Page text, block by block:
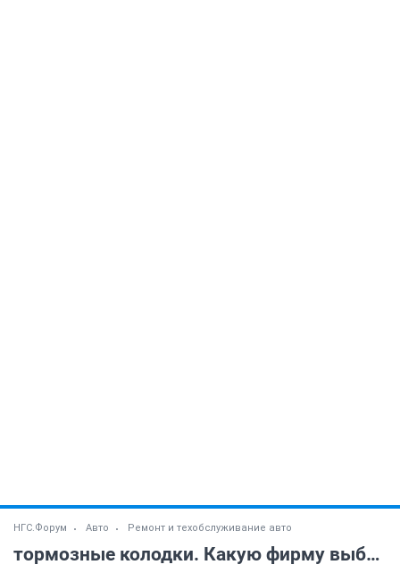
НГС.Форум Авто Ремонт и техобслуживание авто
тормозные колодки. Какую фирму выбрать?